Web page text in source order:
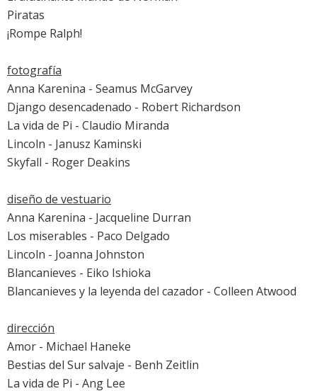
Piratas
¡Rompe Ralph!
fotografía
Anna Karenina - Seamus McGarvey
Django desencadenado - Robert Richardson
La vida de Pi - Claudio Miranda
Lincoln - Janusz Kaminski
Skyfall - Roger Deakins
diseño de vestuario
Anna Karenina - Jacqueline Durran
Los miserables - Paco Delgado
Lincoln - Joanna Johnston
Blancanieves - Eiko Ishioka
Blancanieves y la leyenda del cazador - Colleen Atwood
dirección
Amor - Michael Haneke
Bestias del Sur salvaje - Benh Zeitlin
La vida de Pi - Ang Lee